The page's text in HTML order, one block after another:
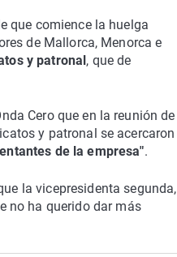
que comience la huelga
de Mallorca, Menorca e
y patronal , que de
Cero que en la reunión de
y patronal se acercaron
de la empresa".
la vicepresidenta segunda,
no ha querido dar más